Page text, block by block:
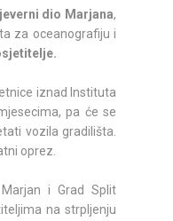
dio Marjana,
za oceanografiju i
iznad Instituta
pa će se
vozila gradilišta.
oprez.
i Grad Split
na strpljenju